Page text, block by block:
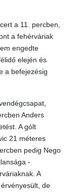
a 11. percben,
a fehérváriak
engedte
elején és
a befejezésig
Anders
A gólt
21 méteres
pedig Nego
-
A
de